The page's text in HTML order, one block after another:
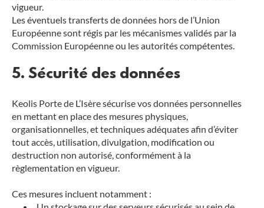
vigueur.
Les éventuels transferts de données hors de l’Union
Européenne sont régis par les mécanismes validés par la
Commission Européenne ou les autorités compétentes.
5. Sécurité des données
Keolis Porte de L’Isère sécurise vos données personnelles
en mettant en place des mesures physiques,
organisationnelles, et techniques adéquates afin d’éviter
tout accès, utilisation, divulgation, modification ou
destruction non autorisé, conformément à la
règlementation en vigueur.
Ces mesures incluent notamment :